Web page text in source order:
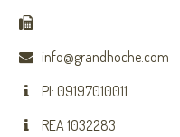
info@grandhoche.com
PI: 09197010011
REA 1032283